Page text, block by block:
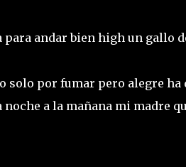
para andar bien high un gallo
solo por fumar pero alegre
a la mañana mi madre